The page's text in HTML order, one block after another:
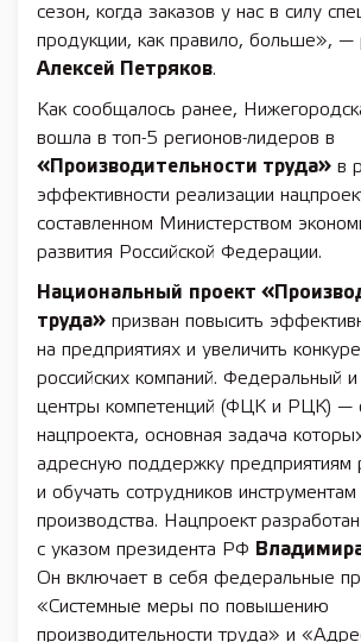
сезон, когда заказов у нас в силу
продукции, как правило, больше», —
Алексей Петряков.
Как сообщалось ранее,
вошла в топ-5 регионов-лидеров в
«Производительности труда» в
эффективности реализации
составленном Министерством
развития Российской Федерации.
Национальный проект
труда» призван повысить
на предприятиях и увеличить
российских компаний. Федеральный
центры компетенций (ФЦК и РЦК) —
нацпроекта, основная задача
адресную поддержку предприятиям
и обучать сотрудников
производства. Нацпроект
с указом президента РФ
Он включает в себя федеральные
«Системные меры по повышению
производительности труда» и